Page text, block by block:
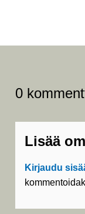
0
Lisää
Kirjaudu